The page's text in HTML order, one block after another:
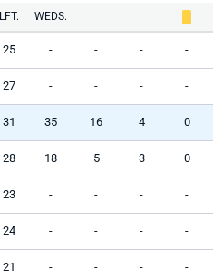
LFT. WEDS.
25 - - - -
27 - - - -
31 35 16 4 0
28 18 5 3 0
23 - - - -
24 - - - -
21 - - - -